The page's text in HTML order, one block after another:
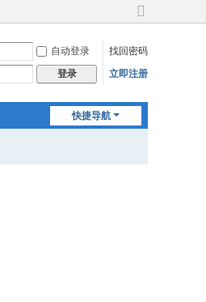
切
到
宽
自动登录
找回密码
登录 立即注册
快捷导航